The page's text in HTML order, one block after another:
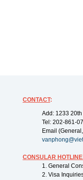
CONTACT:
Add: 1233
Tel: 202-861-
Email
CONSULAR
1. General
2. Visa